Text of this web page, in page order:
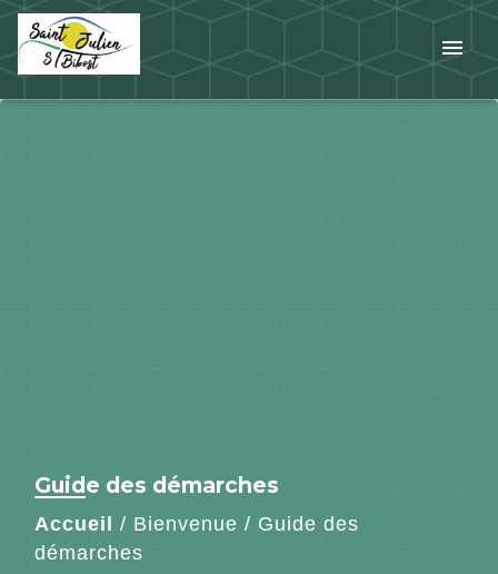
menu
Guide des démarches
Accueil / Bienvenue / Guide des
démarches